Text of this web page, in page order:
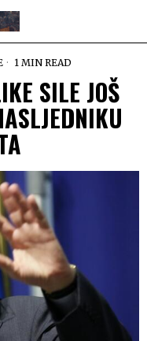
1 MIN READ
SILE JOŠ